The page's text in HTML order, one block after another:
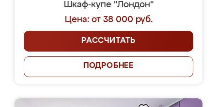
Шкаф-купе "Лондон"
Цена: от 38 000 руб.
РАССЧИТАТЬ
ПОДРОБНЕЕ